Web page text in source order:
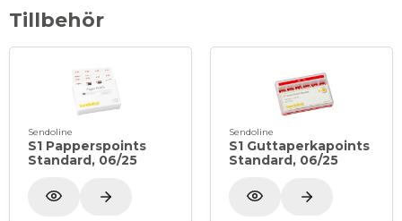
Tillbehör
Sendoline
S1 Papperspoints
Standard, 06/25
Sendoline
S1 Guttaperkapoints
Standard, 06/25